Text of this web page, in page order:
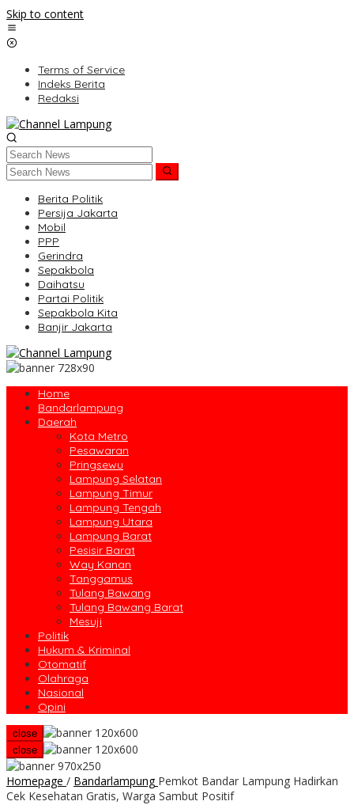
Skip to content
Terms of Service
Indeks Berita
Redaksi
Berita Politik
Persija Jakarta
Mobil
PPP
Gerindra
Sepakbola
Daihatsu
Partai Politik
Sepakbola Kita
Banjir Jakarta
Home
Bandarlampung
Daerah
Kota Metro
Pesawaran
Pringsewu
Lampung Selatan
Lampung Timur
Lampung Tengah
Lampung Utara
Lampung Barat
Pesisir Barat
Way Kanan
Tanggamus
Tulang Bawang
Tulang Bawang Barat
Mesuji
Politik
Hukum & Kriminal
Otomatif
Olahraga
Nasional
Opini
close
close
Homepage / Bandarlampung Pemkot Bandar Lampung Hadirkan
Cek Kesehatan Gratis, Warga Sambut Positif